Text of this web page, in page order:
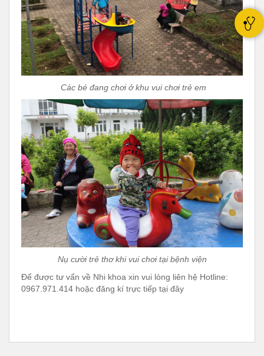
Các bé đang chơi ở khu vui chơi trẻ em
Nụ cười trẻ thơ khi vui chơi tại bệnh viện
Để được tư vấn về Nhi khoa xin vui lòng liên hệ Hotline:
0967.971.414 hoặc đăng kí trực tiếp tại đây